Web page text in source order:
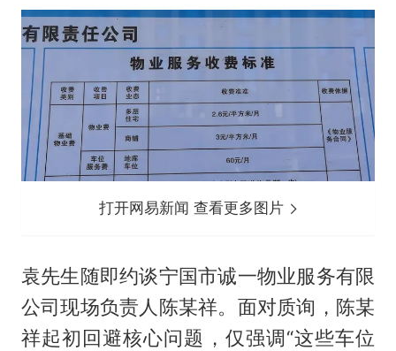
打开网易新闻 查看更多图片
袁先生随即约谈宁国市诚一物业服务有限
公司现场负责人陈某祥。面对质询，陈某
祥起初回避核心问题，仅强调“这些车位